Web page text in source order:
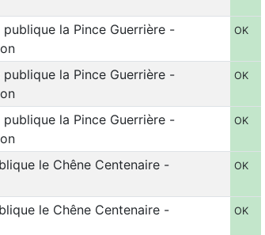
la Pince Guerrière -
OK
la Pince Guerrière -
OK
la Pince Guerrière -
OK
le Chêne Centenaire -
OK
le Chêne Centenaire -
OK